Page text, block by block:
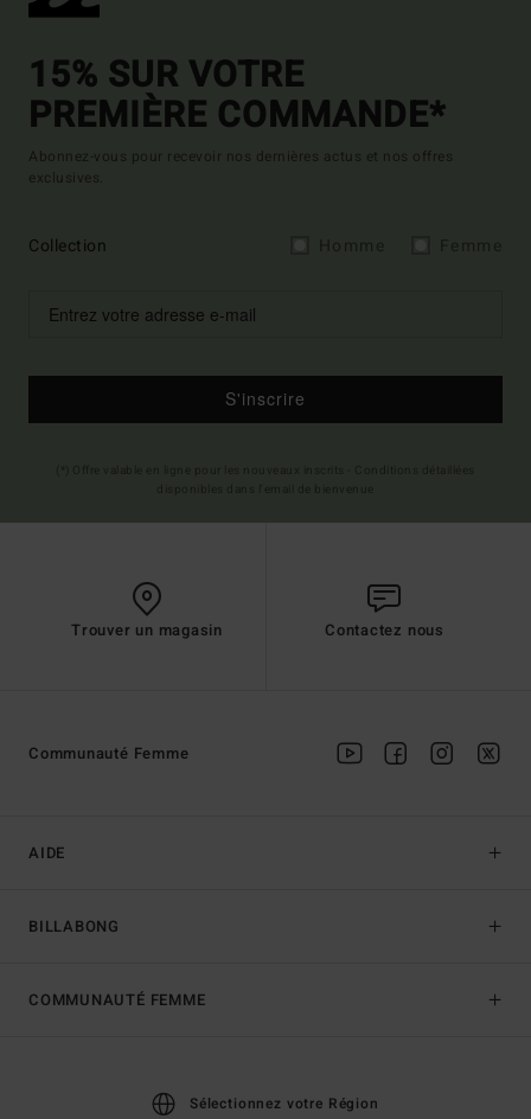
15% SUR VOTRE
PREMIÈRE COMMANDE*
Abonnez-vous pour recevoir nos dernières actus et nos offres
exclusives.
Collection
S'inscrire
Trouver un magasin Contactez nous
AIDE
BILLABONG
Communauté Femme
COMMUNAUTÉ FEMME
Sélectionnez votre Région